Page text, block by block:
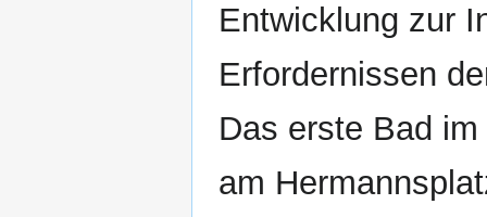
Entwicklung zur
Erfordernissen
Das erste Bad im
am